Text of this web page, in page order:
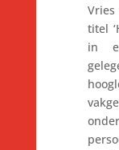
Vries
titel
in